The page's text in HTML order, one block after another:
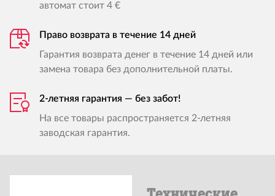
автомат стоит 4 €
Право возврата в течение 14 дней
Гарантия возврата денег в течение 14 дней или
замена товара без дополнительной платы.
2-летняя гарантия — без забот!
На все товары распространяется 2-летняя
заводская гарантия.